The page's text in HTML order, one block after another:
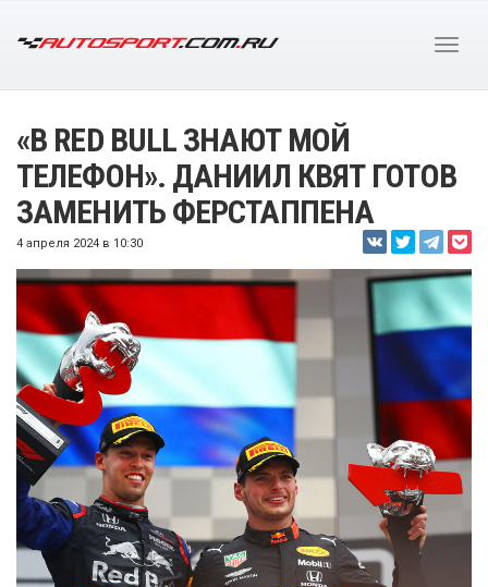
«В RED BULL ЗНАЮТ МОЙ
ТЕЛЕФОН». ДАНИИЛ КВЯТ ГОТОВ
ЗАМЕНИТЬ ФЕРСТАППЕНА
4 апреля 2024 в 10:30